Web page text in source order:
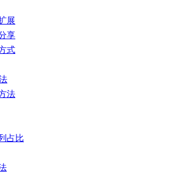
展
享
式
法
占比